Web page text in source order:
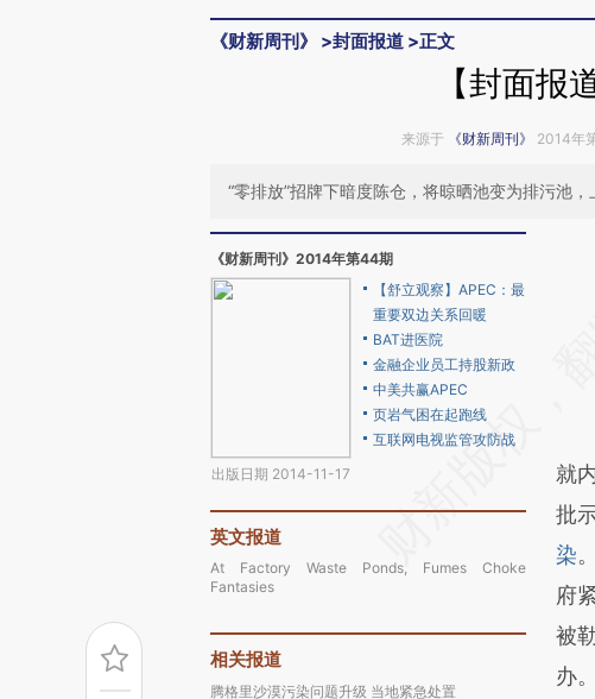
《财新周刊》 >封面报道 >正文
【封面报
来源于 《财新周刊》 2014年
“零排放”招牌下暗度陈仓，将晾晒池变为排污池
《财新周刊》2014年第44期
出版日期 2014-11-17
【舒立观察】APEC：最
重要双边关系回暖
BAT进医院
金融企业员工持股新政
中美共赢APEC
页岩气困在起跑线
互联网电视监管攻防战
英文报道
At Factory Waste Ponds, Fumes Choke
Fantasies
相关报道
腾格里沙漠污染问题升级 当地紧急处置
财
比
就
批
染
府
被
办。